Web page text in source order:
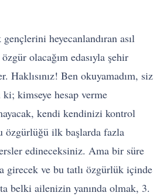
heyecanlandıran asıl
olacağım edasıyla şehir
Haklısınız! Ben okuyamadım, siz
kimseye hesap verme
kendi kendinizi kontrol
özgürlüğü ilk başlarda fazla
edineceksiniz. Ama bir süre
girecek ve bu tatlı özgürlük içinde
belki ailenizin yanında olmak, 3.